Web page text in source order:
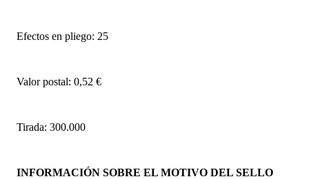
Efectos en pliego: 25
Valor postal: 0,52 €
Tirada: 300.000
INFORMACIÓN SOBRE EL MOTIVO DEL SELLO